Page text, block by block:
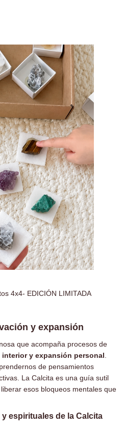
4x4- EDICIÓN LIMITADA
y expansión
que acompaña procesos de
y expansión personal
de pensamientos
La Calcita es una guía sutil
esos bloqueos mentales que
espirituales de la Calcita